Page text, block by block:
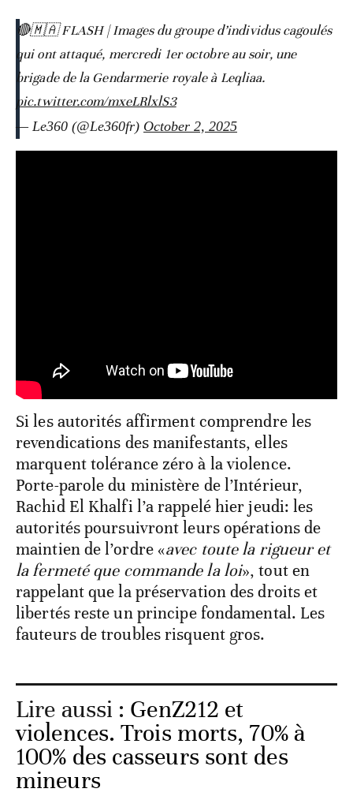
🔴🇲🇦 FLASH | Images du groupe d’individus cagoulés
qui ont attaqué, mercredi 1er octobre au soir, une
brigade de la Gendarmerie royale à Leqliaa.
pic.twitter.com/mxeLRlxlS3
— Le360 (@Le360fr) October 2, 2025
Si les autorités affirment comprendre les
revendications des manifestants, elles
marquent tolérance zéro à la violence.
Porte-parole du ministère de l’Intérieur,
Rachid El Khalfi l’a rappelé hier jeudi: les
autorités poursuivront leurs opérations de
maintien de l’ordre «avec toute la rigueur et
la fermeté que commande la loi», tout en
rappelant que la préservation des droits et
libertés reste un principe fondamental. Les
fauteurs de troubles risquent gros.
Lire aussi : GenZ212 et
violences. Trois morts, 70% à
100% des casseurs sont des
mineurs